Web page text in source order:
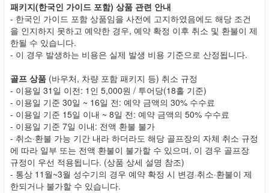
패키지(한국인 가이드 포함) 상품 관련 안내
- 한국인 가이드 포함 상품임을 사전에 고지하였음에도 해당 조건
을 인지하지 못하고 예약한 경우, 예약 확정 이후 취소 및 환불이 제
한될 수 있습니다.
- 이 경우 발생하는 비용은 실제 발생 비용 기준으로 산정됩니다.
골프 상품 (바우처, 차량 포함 패키지 등) 취소 규정
- 이용일 31일 이전: 1인 5,000원 / 투어당(18홀 기준)
- 이용일 기준 30일 ~ 16일 전: 예약 금액의 30% 수수료
- 이용일 기준 15일 이내 ~ 8일 전: 예약 금액의 50% 수수료
- 이용일 기준 7일 이내: 전액 환불 불가
- 취소·환불 가능 기간 내라 하더라도 해당 골프장의 자체 취소 규정
에 따라 일부 또는 전액 환불이 불가할 수 있으며, 이 경우 골프장
규정이 우선 적용됩니다. (상품 상세 설명 참조)
- 통상 11월~3월 성수기의 경우 예약 확정 시 변경·취소·환불이 제
한되거나 불가할 수 있습니다.